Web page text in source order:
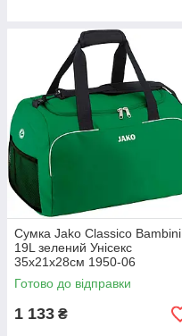
Сумка Jako Classico Bambini
19L зелений Унісекс
35x21x28см 1950-06
Готово до відправки
1 133 ₴